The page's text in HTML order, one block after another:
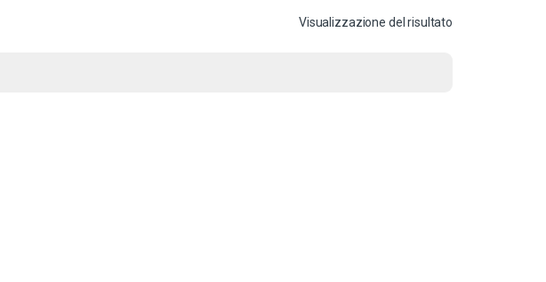
Visualizzazione del risultato